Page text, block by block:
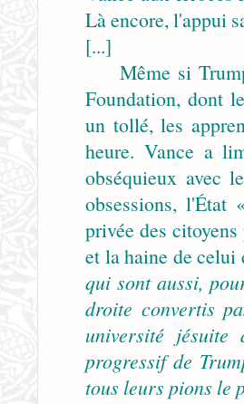
Là encore, l'appui
[...]
Même si Trump
Foundation, dont
un tollé, les
heure. Vance a
obséquieux avec
obsessions,
privée des
et la haine de
qui sont aussi,
droite convertis
université jésuite
progressif de
tous leurs pions le